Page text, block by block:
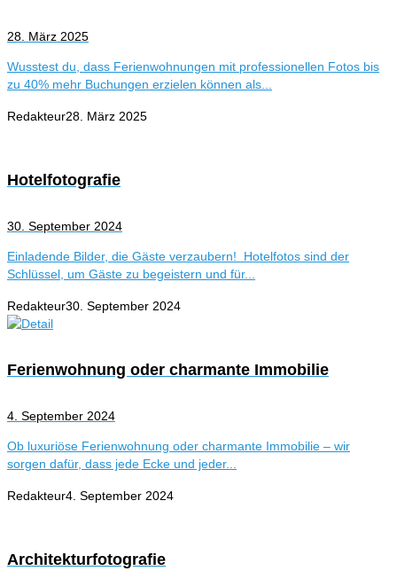
28. März 2025
Wusstest du, dass Ferienwohnungen mit professionellen Fotos bis
zu 40% mehr Buchungen erzielen können als...
Redakteur28. März 2025
Hotelfotografie
30. September 2024
Einladende Bilder, die Gäste verzaubern! Hotelfotos sind der
Schlüssel, um Gäste zu begeistern und für...
Redakteur30. September 2024
Ferienwohnung oder charmante Immobilie
4. September 2024
Ob luxuriöse Ferienwohnung oder charmante Immobilie – wir
sorgen dafür, dass jede Ecke und jeder...
Redakteur4. September 2024
Architekturfotografie